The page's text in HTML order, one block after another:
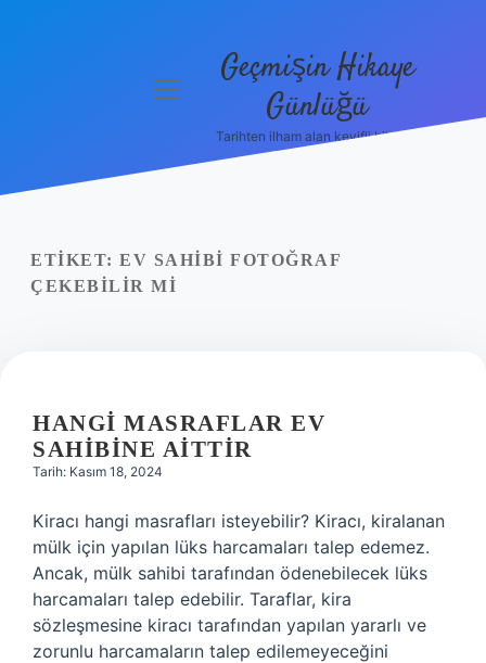
Yasal Uyarı
menüyü
Geçmişin Hikaye
Günlüğü
Tarihten ilham alan keyifli bilgiler!
ETIKET: EV SAHIBI FOTOĞRAF
ÇEKEBILIR MI
HANGI MASRAFLAR EV
SAHIBINE AITTIR
Tarih: Kasım 18, 2024
Kiracı hangi masrafları isteyebilir? Kiracı, kiralanan
mülk için yapılan lüks harcamaları talep edemez.
Ancak, mülk sahibi tarafından ödenebilecek lüks
harcamaları talep edebilir. Taraflar, kira
sözleşmesine kiracı tarafından yapılan yararlı ve
zorunlu harcamaların talep edilemeyeceğini